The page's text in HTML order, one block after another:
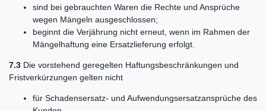
sind bei gebrauchten Waren die Rechte und Ansprüche
wegen Mängeln ausgeschlossen;
beginnt die Verjährung nicht erneut, wenn im Rahmen der
Mängelhaftung eine Ersatzlieferung erfolgt.
7.3 Die vorstehend geregelten Haftungsbeschränkungen und
Fristverkürzungen gelten nicht
für Schadensersatz- und Aufwendungsersatzansprüche des